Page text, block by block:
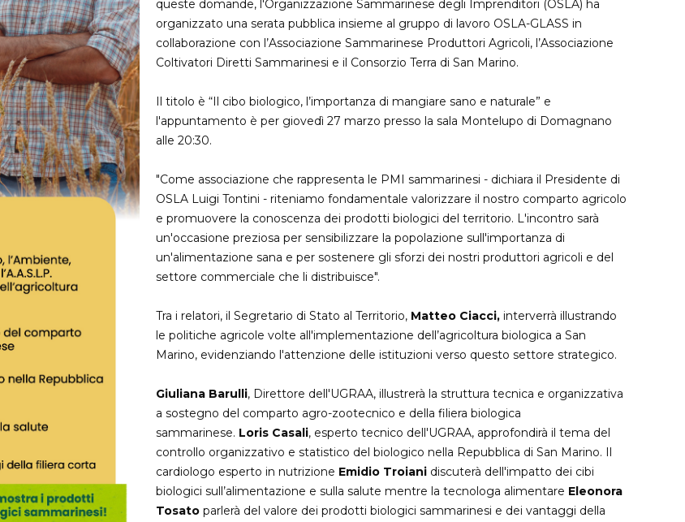
Corso primo soccorso (base e
aggiornamento)
Corso di formazione operatori
Corso antincendio basso e
queste domande, l'Organizzazione Sammarinese degli Imprenditori (OSLA) ha
organizzato una serata pubblica insieme al gruppo di lavoro OSLA-GLASS in
collaborazione con l’Associazione Sammarinese Produttori Agricoli, l’Associazione
Coltivatori Diretti Sammarinesi e il Consorzio Terra di San Marino.
Il titolo è “Il cibo biologico, l’importanza di mangiare sano e naturale” e
l'appuntamento è per giovedì 27 marzo presso la sala Montelupo di Domagnano
alle 20:30.
"Come associazione che rappresenta le PMI sammarinesi - dichiara il Presidente di
OSLA Luigi Tontini - riteniamo fondamentale valorizzare il nostro comparto agricolo
e promuovere la conoscenza dei prodotti biologici del territorio. L'incontro sarà
un'occasione preziosa per sensibilizzare la popolazione sull'importanza di
un'alimentazione sana e per sostenere gli sforzi dei nostri produttori agricoli e del
settore commerciale che li distribuisce".
Tra i relatori, il Segretario di Stato al Territorio, Matteo Ciacci, interverrà illustrando
le politiche agricole volte all'implementazione dell’agricoltura biologica a San
Marino, evidenziando l'attenzione delle istituzioni verso questo settore strategico.
Giuliana Barulli, Direttore dell'UGRAA, illustrerà la struttura tecnica e organizzativa
a sostegno del comparto agro-zootecnico e della filiera biologica
sammarinese. Loris Casali, esperto tecnico dell'UGRAA, approfondirà il tema del
controllo organizzativo e statistico del biologico nella Repubblica di San Marino. Il
cardiologo esperto in nutrizione Emidio Troiani discuterà dell'impatto dei cibi
biologici sull’alimentazione e sulla salute mentre la tecnologa alimentare Eleonora
Tosato parlerà del valore dei prodotti biologici sammarinesi e dei vantaggi della